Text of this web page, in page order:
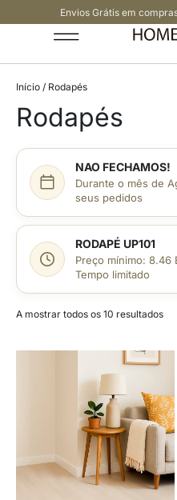
Envios Grátis em
Início / Rodapés
Rodapés
NAO FECHAMOS!
Durante o mês de
seus pedidos
RODAPÉ UP101
Preço mínimo: 8.46
Tempo limitado
A mostrar todos os 10 resultados